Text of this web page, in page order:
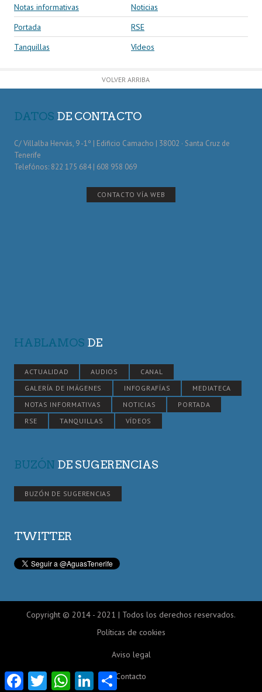
Notas informativas
Noticias
Portada
RSE
Tanquillas
Vídeos
VOLVER ARRIBA
DATOS DE CONTACTO
C/ Villalba Hervás, 9 -1º | Edificio Camacho | 38002 · Santa Cruz de
Tenerife
Telefónos: 822 175 684 | 608 958 069
CONTACTO VÍA WEB
HABLAMOS DE
ACTUALIDAD AUDIOS
CANAL
GALERÍA DE IMÁGENES
INFOGRAFÍAS
MEDIATECA
NOTAS INFORMATIVAS
NOTICIAS
PORTADA
RSE
TANQUILLAS VÍDEOS
BUZÓN DE SUGERENCIAS
BUZÓN DE SUGERENCIAS
TWITTER
Copyright © 2014 - 2021 | Todos los derechos reservados.
Políticas de cookies
Aviso legal
Contacto
FacebookTwitter WhatsAppLinkedInCompartir